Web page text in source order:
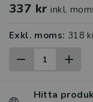
337 kr inkl.
Exkl. moms: 318
Hitta